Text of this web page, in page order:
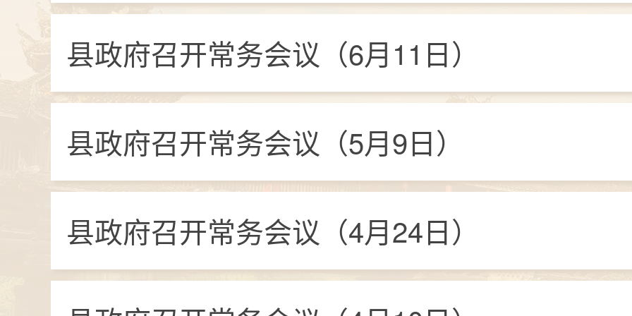
县政府召开常务会议（6月11日）
县政府召开常务会议（5月9日）
县政府召开常务会议（4月24日）